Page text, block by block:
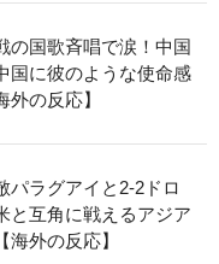
の国歌斉唱で涙！中国
国に彼のような使命感
の反応】
パラグアイと2-2ドロ
と互角に戦えるアジア
外の反応】